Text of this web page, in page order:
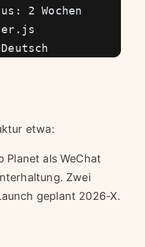
2 Wochen
etwa:
Planet als WeChat
Zwei
geplant 2026-X.